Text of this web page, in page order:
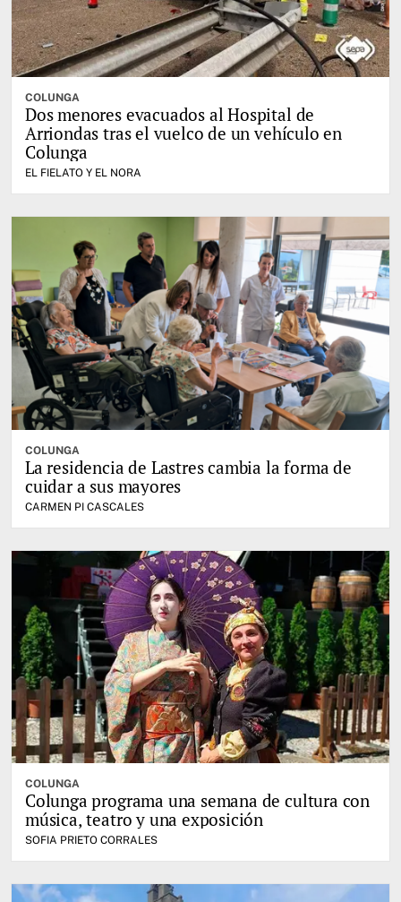
COLUNGA
Dos menores evacuados al Hospital de
Arriondas tras el vuelco de un vehículo en
Colunga
EL FIELATO Y EL NORA
COLUNGA
La residencia de Lastres cambia la forma de
cuidar a sus mayores
CARMEN PI CASCALES
COLUNGA
Colunga programa una semana de cultura con
música, teatro y una exposición
SOFIA PRIETO CORRALES